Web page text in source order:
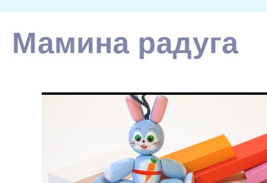
Мамина радуга